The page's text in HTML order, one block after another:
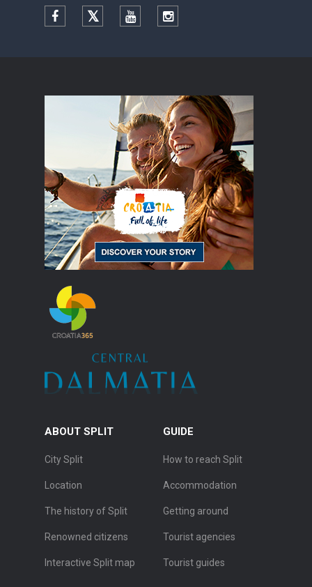
Facebook TwitterYouTubeInstagram
ABOUT SPLIT
City Split
Location
The history of Split
Renowned citizens
Interactive Split map
GUIDE
How to reach Split
Accommodation
Getting around
Tourist agencies
Tourist guides